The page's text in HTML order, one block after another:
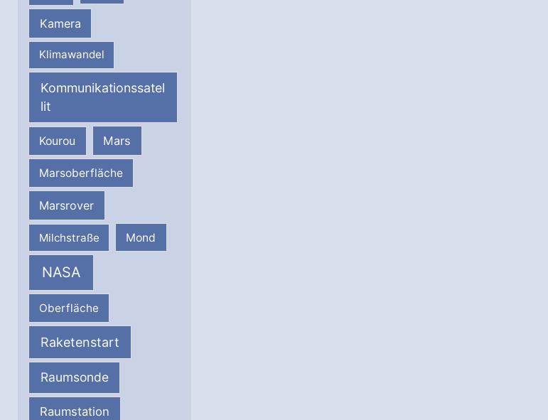
Kamera
Klimawandel
Kommunikationssatel
lit
Kourou Mars
Marsoberfläche
Marsrover
Milchstraße Mond
NASA
Oberfläche
Raketenstart
Raumsonde
Raumstation